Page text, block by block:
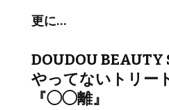
更に…
DOUDOU
やってないトリー
『◯◯離』